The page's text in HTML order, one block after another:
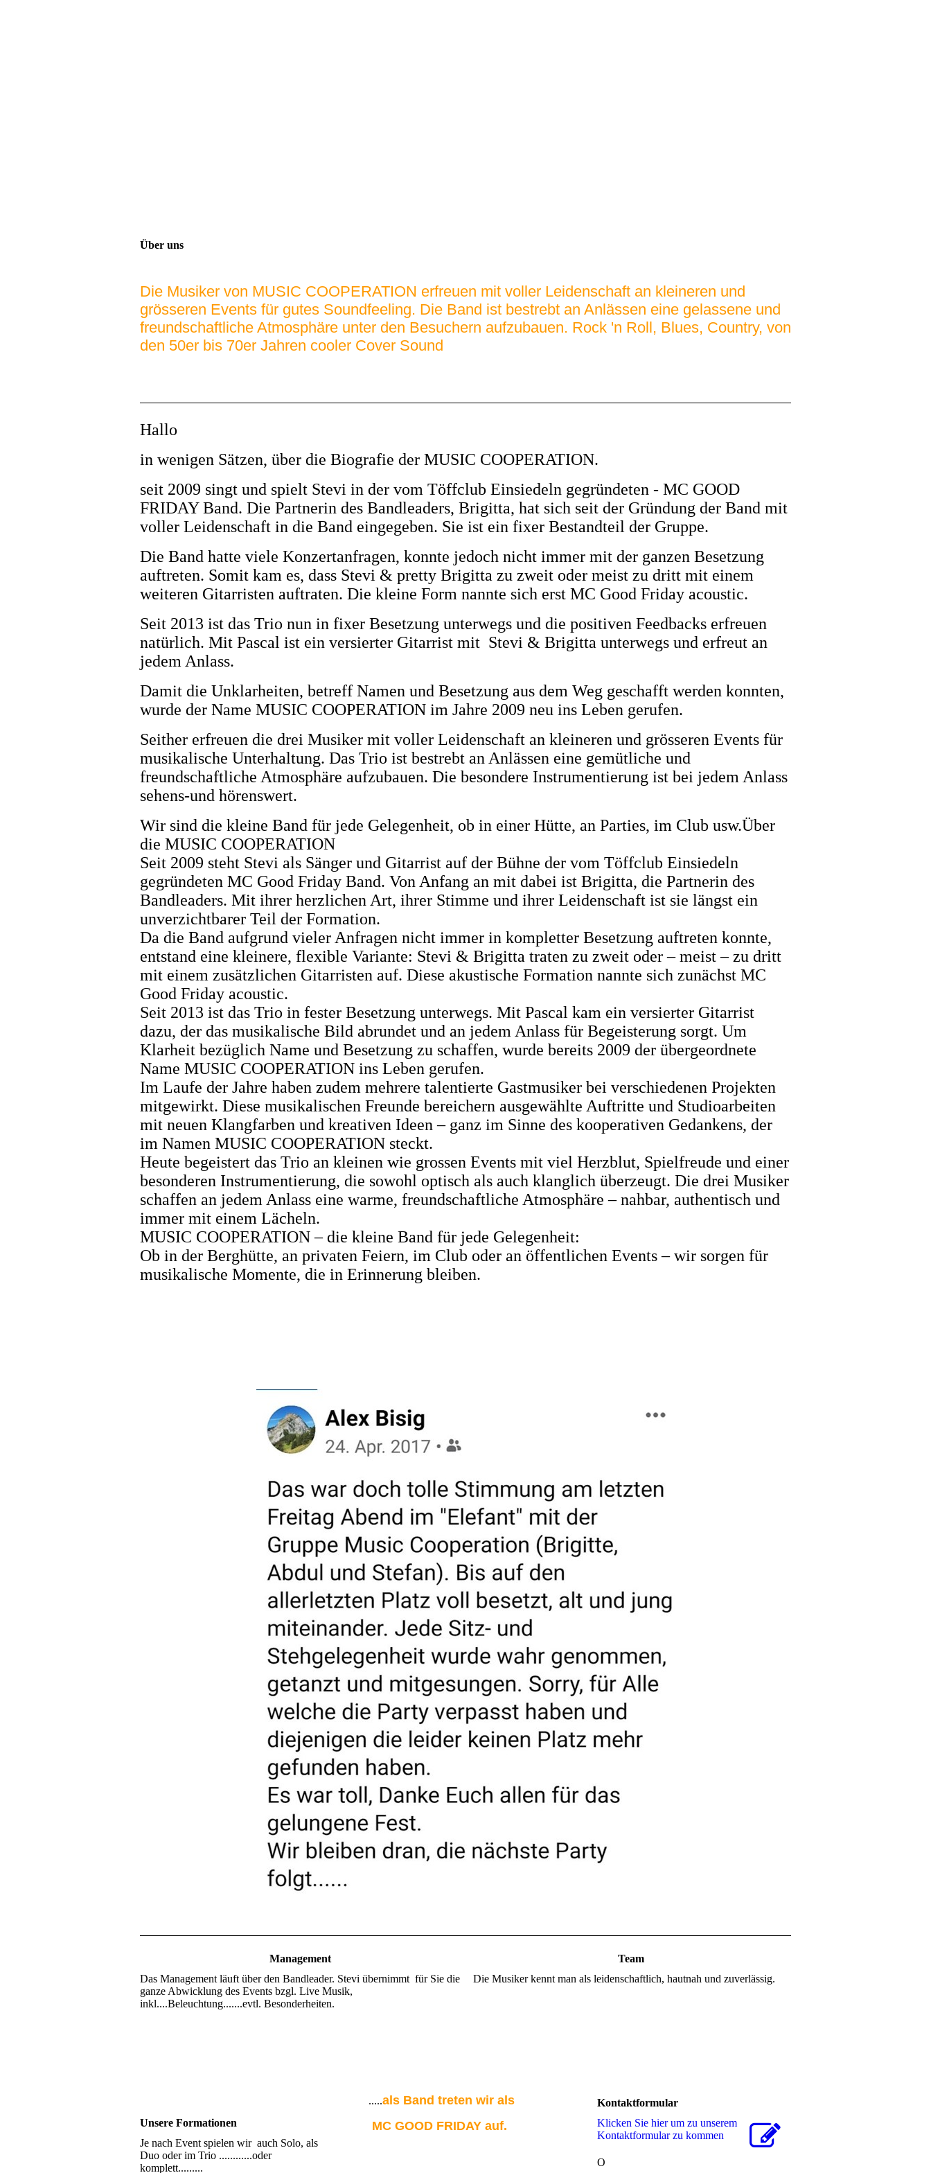
Über uns
Die Musiker von MUSIC COOPERATION erfreuen mit voller Leidenschaft an kleineren und
grösseren Events für gutes Soundfeeling. Die Band ist bestrebt an Anlässen eine gelassene und
freundschaftliche Atmosphäre unter den Besuchern aufzubauen. Rock 'n Roll, Blues, Country, von
den 50er bis 70er Jahren cooler Cover Sound
Hallo
in wenigen Sätzen, über die Biografie der MUSIC COOPERATION.
seit 2009 singt und spielt Stevi in der vom Töffclub Einsiedeln gegründeten - MC GOOD
FRIDAY Band. Die Partnerin des Bandleaders, Brigitta, hat sich seit der Gründung der Band mit
voller Leidenschaft in die Band eingegeben. Sie ist ein fixer Bestandteil der Gruppe.
Die Band hatte viele Konzertanfragen, konnte jedoch nicht immer mit der ganzen Besetzung
auftreten. Somit kam es, dass Stevi & pretty Brigitta zu zweit oder meist zu dritt mit einem
weiteren Gitarristen auftraten. Die kleine Form nannte sich erst MC Good Friday acoustic.
Seit 2013 ist das Trio nun in fixer Besetzung unterwegs und die positiven Feedbacks erfreuen
natürlich. Mit Pascal ist ein versierter Gitarrist mit Stevi & Brigitta unterwegs und erfreut an
jedem Anlass.
Damit die Unklarheiten, betreff Namen und Besetzung aus dem Weg geschafft werden konnten,
wurde der Name MUSIC COOPERATION im Jahre 2009 neu ins Leben gerufen.
Seither erfreuen die drei Musiker mit voller Leidenschaft an kleineren und grösseren Events für
musikalische Unterhaltung. Das Trio ist bestrebt an Anlässen eine gemütliche und
freundschaftliche Atmosphäre aufzubauen. Die besondere Instrumentierung ist bei jedem Anlass
sehens-und hörenswert.
Wir sind die kleine Band für jede Gelegenheit, ob in einer Hütte, an Parties, im Club usw.Über
die MUSIC COOPERATION
Seit 2009 steht Stevi als Sänger und Gitarrist auf der Bühne der vom Töffclub Einsiedeln
gegründeten MC Good Friday Band. Von Anfang an mit dabei ist Brigitta, die Partnerin des
Bandleaders. Mit ihrer herzlichen Art, ihrer Stimme und ihrer Leidenschaft ist sie längst ein
unverzichtbarer Teil der Formation.
Da die Band aufgrund vieler Anfragen nicht immer in kompletter Besetzung auftreten konnte,
entstand eine kleinere, flexible Variante: Stevi & Brigitta traten zu zweit oder – meist – zu dritt
mit einem zusätzlichen Gitarristen auf. Diese akustische Formation nannte sich zunächst MC
Good Friday acoustic.
Seit 2013 ist das Trio in fester Besetzung unterwegs. Mit Pascal kam ein versierter Gitarrist
dazu, der das musikalische Bild abrundet und an jedem Anlass für Begeisterung sorgt. Um
Klarheit bezüglich Name und Besetzung zu schaffen, wurde bereits 2009 der übergeordnete
Name MUSIC COOPERATION ins Leben gerufen.
Im Laufe der Jahre haben zudem mehrere talentierte Gastmusiker bei verschiedenen Projekten
mitgewirkt. Diese musikalischen Freunde bereichern ausgewählte Auftritte und Studioarbeiten
mit neuen Klangfarben und kreativen Ideen – ganz im Sinne des kooperativen Gedankens, der
im Namen MUSIC COOPERATION steckt.
Heute begeistert das Trio an kleinen wie grossen Events mit viel Herzblut, Spielfreude und einer
besonderen Instrumentierung, die sowohl optisch als auch klanglich überzeugt. Die drei Musiker
schaffen an jedem Anlass eine warme, freundschaftliche Atmosphäre – nahbar, authentisch und
immer mit einem Lächeln.
MUSIC COOPERATION – die kleine Band für jede Gelegenheit:
Ob in der Berghütte, an privaten Feiern, im Club oder an öffentlichen Events – wir sorgen für
musikalische Momente, die in Erinnerung bleiben.
Management
Das Management läuft über den Bandleader. Stevi übernimmt für Sie die
ganze Abwicklung des Events bzgl. Live Musik,
inkl....Beleuchtung.......evtl. Besonderheiten.
Team
Die Musiker kennt man als leidenschaftlich, hautnah und zuverlässig.
Unsere Formationen
Je nach Event spielen wir auch Solo, als
Duo oder im Trio ............oder
komplett.........
.....als Band treten wir als
MC GOOD FRIDAY auf.
Kontaktformular
Klicken Sie hier um zu unserem
Kon­takt­for­mu­lar zu kommen
O